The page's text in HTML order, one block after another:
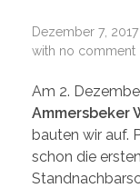
Dezember 7, 2017
with no comment
Am 2.
Ammersbeker
bauten wir auf.
schon die